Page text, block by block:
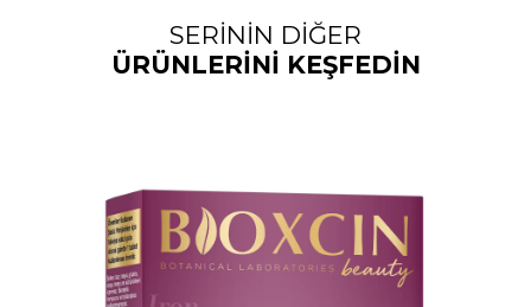
SERİNİN DİĞER
ÜRÜNLERİNİ KEŞFEDİN